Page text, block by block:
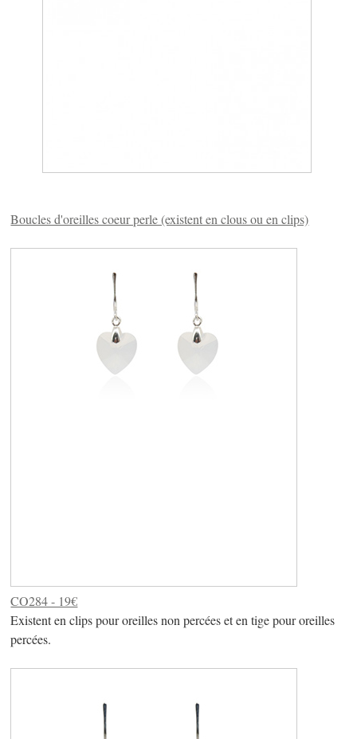
Boucles d'oreilles coeur perle (existent en clous ou en clips)
CO284 - 19€
Existent en clips pour oreilles non percées et en tige pour oreilles
percées.